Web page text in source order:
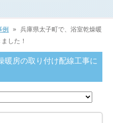
例
» 兵庫県太子町で、浴室乾燥暖
した！
暖房の取り付け配線工事に